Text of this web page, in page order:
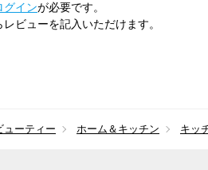
グインが必要です。
レビューを記入いただけます。
ューティー ホーム＆キッチン キッ